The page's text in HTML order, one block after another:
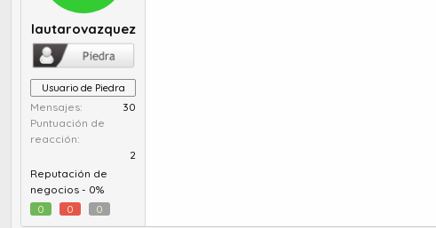
lautarovazquez
Usuario de Piedra
Mensajes
30
Puntuación de
reacción
2
Reputación de
negocios - 0%
0
0 0